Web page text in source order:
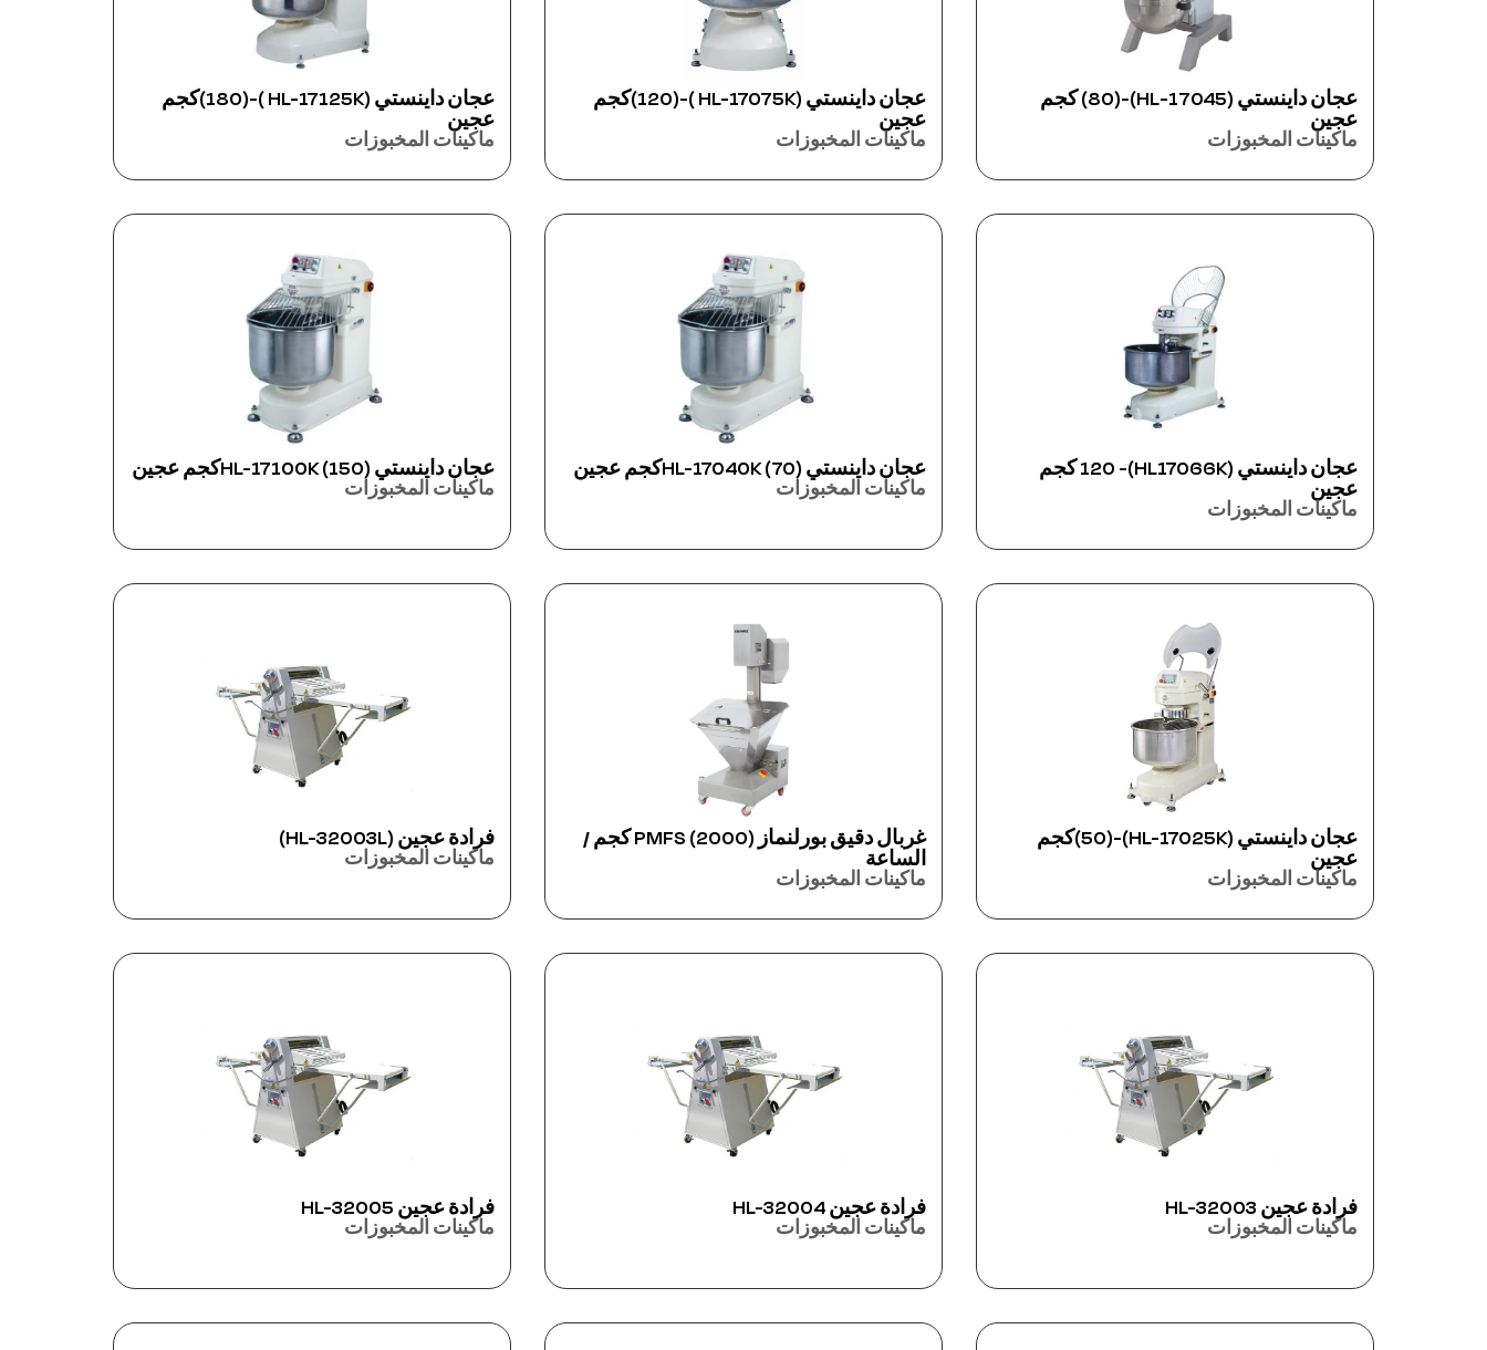
عجان داينستي (17045-HL)-(80) كجم
عجين
ماكينات المخبوزات
عجان داينستي (HL-17075K )-(120)كجم
عجين
ماكينات المخبوزات
عجان داينستي (HL-17125K )-(180)كجم
عجين
ماكينات المخبوزات
عجان داينستي (HL17066K)- 120 كجم
عجين
ماكينات المخبوزات
عجان داينستي HL-17040K (70)كجم عجين
ماكينات المخبوزات
عجان داينستي HL-17100K (150)كجم عجين
ماكينات المخبوزات
عجان داينستي (HL-17025K)-(50)كجم
عجين
ماكينات المخبوزات
غربال دقيق بورلنماز PMFS (2000) كجم /
الساعة
ماكينات المخبوزات
فرادة عجين (HL-32003L)
ماكينات المخبوزات
فرادة عجين HL-32003
ماكينات المخبوزات
فرادة عجين HL-32004
ماكينات المخبوزات
فرادة عجين HL-32005
ماكينات المخبوزات